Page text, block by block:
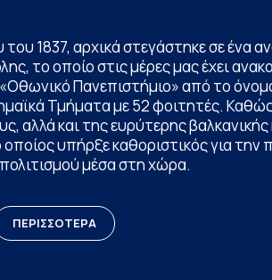
1837, αρχικά στεγάστηκε σε ένα
το οποίο στις μέρες μας έχει
Πανεπιστήμιο» από το
Τμήματα με 52 φοιτητές.
αλλά και της ευρύτερης βαλκανικής
υπήρξε καθοριστικός για
μέσα στη χώρα.
ΠΕΡΙΣΣΟΤΕΡΑ